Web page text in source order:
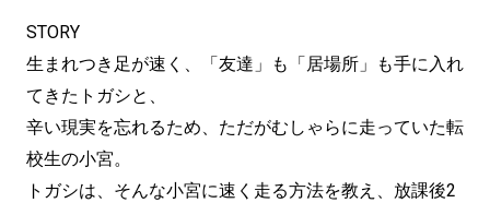
STORY
生まれつき足が速く、「友達」も「居場所」も手に入れ
てきたトガシと、
辛い現実を忘れるため、ただがむしゃらに走っていた転
校生の小宮。
トガシは、そんな小宮に速く走る方法を教え、放課後2